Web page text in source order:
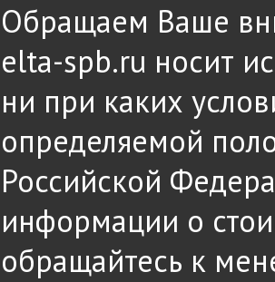
Обращаем Ваше
elta-spb.ru носит
ни при каких
определяемой
Российской
информации о
обращайтесь к